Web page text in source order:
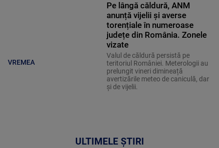
VREMEA
Pe lângă căldură, ANM
anunță vijelii și averse
torențiale în numeroase
județe din România. Zonele
vizate
Valul de căldură persistă pe
teritoriul României. Meterologii au
prelungit vineri dimineață
avertizările meteo de caniculă, dar
și de vijelii.
ULTIMELE ȘTIRI